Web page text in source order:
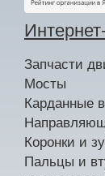
Запчасти
Мосты
Карданные
Коронки и
Пальцы и